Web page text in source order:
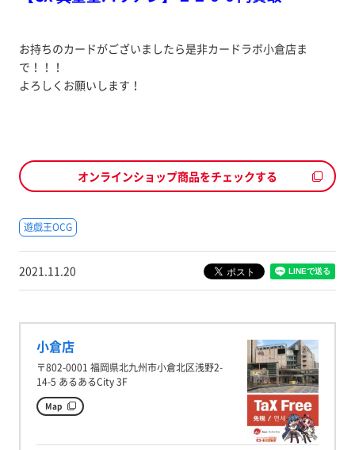
お持ちのカードがございましたら是非カードラボ小倉店ま
で！！！
よろしくお願いします！
オンラインショップ商品をチェックする
遊戯王OCG
2021.11.20
小倉店
〒802-0001 福岡県北九州市小倉北区浅野2-
14-5 あるあるCity 3F
Map